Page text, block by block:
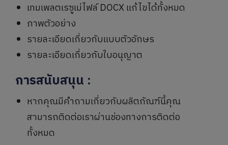
เทมเพลตเรซูเม่ไฟล์ DOCX แก้ไขได้ทั้งหมด
ภาพตัวอย่าง
รายละเอียดเกี่ยวกับแบบตัวอักษร
รายละเอียดเกี่ยวกับใบอนุญาต
การสนับสนุน :
หากคุณมีคำถามเกี่ยวกับผลิตภัณฑ์นี้คุณ
สามารถติดต่อเราผ่านช่องทางการติดต่อ
ทั้งหมด